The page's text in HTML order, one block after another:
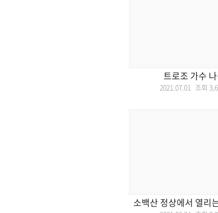
트로조 가수
2021.07.01 조회
소백산 정상에서 열리